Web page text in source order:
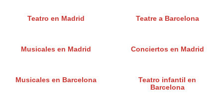
Teatro en Madrid Teatre a Barcelona
Musicales en Madrid Conciertos en Madrid
Musicales en Barcelona
Teatro infantil en
Barcelona